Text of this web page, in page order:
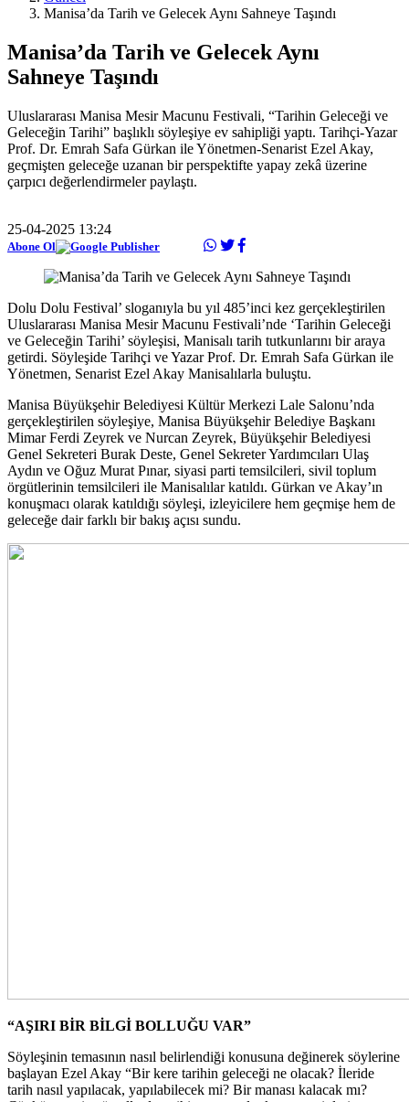
Manisa’da Tarih ve Gelecek Aynı Sahneye Taşındı
Manisa’da Tarih ve Gelecek Aynı
Sahneye Taşındı
Uluslararası Manisa Mesir Macunu Festivali, “Tarihin Geleceği ve
Geleceğin Tarihi” başlıklı söyleşiye ev sahipliği yaptı. Tarihçi-Yazar
Prof. Dr. Emrah Safa Gürkan ile Yönetmen-Senarist Ezel Akay,
geçmişten geleceğe uzanan bir perspektifte yapay zekâ üzerine
çarpıcı değerlendirmeler paylaştı.
25-04-2025 13:24
Abone Ol
Dolu Dolu Festival’ sloganıyla bu yıl 485’inci kez gerçekleştirilen
Uluslararası Manisa Mesir Macunu Festivali’nde ‘Tarihin Geleceği
ve Geleceğin Tarihi’ söyleşisi, Manisalı tarih tutkunlarını bir araya
getirdi. Söyleşide Tarihçi ve Yazar Prof. Dr. Emrah Safa Gürkan ile
Yönetmen, Senarist Ezel Akay Manisalılarla buluştu.
Manisa Büyükşehir Belediyesi Kültür Merkezi Lale Salonu’nda
gerçekleştirilen söyleşiye, Manisa Büyükşehir Belediye Başkanı
Mimar Ferdi Zeyrek ve Nurcan Zeyrek, Büyükşehir Belediyesi
Genel Sekreteri Burak Deste, Genel Sekreter Yardımcıları Ulaş
Aydın ve Oğuz Murat Pınar, siyasi parti temsilcileri, sivil toplum
örgütlerinin temsilcileri ile Manisalılar katıldı. Gürkan ve Akay’ın
konuşmacı olarak katıldığı söyleşi, izleyicilere hem geçmişe hem de
geleceğe dair farklı bir bakış açısı sundu.
“AŞIRI BİR BİLGİ BOLLUĞU VAR”
Söyleşinin temasının nasıl belirlendiği konusuna değinerek söylerine
başlayan Ezel Akay “Bir kere tarihin geleceği ne olacak? İleride
tarih nasıl yapılacak, yapılabilecek mi? Bir manası kalacak mı?